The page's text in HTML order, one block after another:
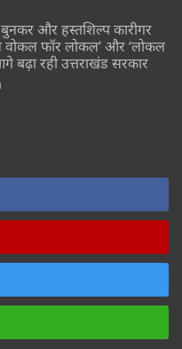
बुनकर और हस्तशिल्प कारीगर
वोकल फॉर लोकल’ और ‘लोकल
बढ़ा रही उत्तराखंड सरकार